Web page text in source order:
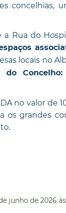
concelhias,
a Rua do
locais no
Concelho:
no valor de
os grandes
junho de 2026